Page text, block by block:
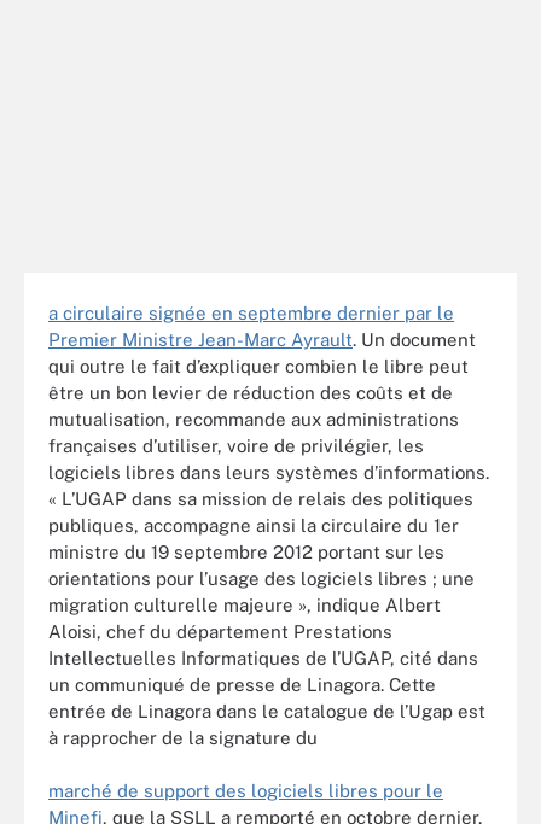
a circulaire signée en septembre dernier par le
Premier Ministre Jean-Marc Ayrault. Un document
qui outre le fait d’expliquer combien le libre peut
être un bon levier de réduction des coûts et de
mutualisation, recommande aux administrations
françaises d’utiliser, voire de privilégier, les
logiciels libres dans leurs systèmes d’informations.
« L’UGAP dans sa mission de relais des politiques
publiques, accompagne ainsi la circulaire du 1er
ministre du 19 septembre 2012 portant sur les
orientations pour l’usage des logiciels libres ; une
migration culturelle majeure », indique Albert
Aloisi, chef du département Prestations
Intellectuelles Informatiques de l’UGAP, cité dans
un communiqué de presse de Linagora. Cette
entrée de Linagora dans le catalogue de l’Ugap est
à rapprocher de la signature du
marché de support des logiciels libres pour le
Minefi, que la SSLL a remporté en octobre dernier.